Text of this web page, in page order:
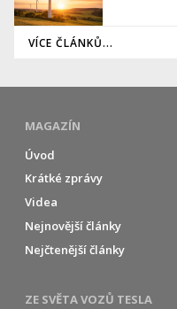
VÍCE ČLÁNKŮ...
MAGAZÍN
Úvod
Krátké zprávy
Videa
Nejnovější články
Nejčtenější články
ZE SVĚTA VOZŮ TESLA